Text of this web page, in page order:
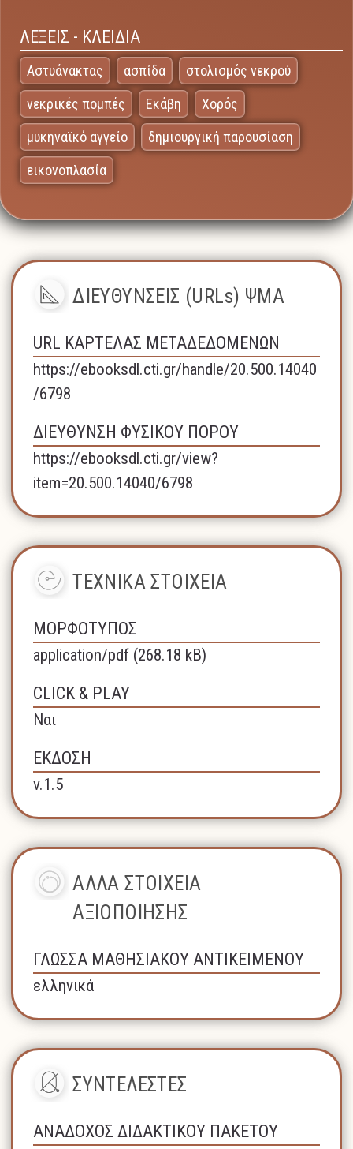
ΛΕΞΕΙΣ - ΚΛΕΙΔΙΑ
Αστυάνακτας ασπίδα
στολισμός νεκρού
νεκρικές πομπές
Εκάβη
Χορός
μυκηναϊκό αγγείο
δημιουργική παρουσίαση
εικονοπλασία
ΔΙΕΥΘΥΝΣΕΙΣ (URLs) ΨΜΑ
URL ΚΑΡΤΕΛΑΣ ΜΕΤΑΔΕΔΟΜΕΝΩΝ
https://ebooksdl.cti.gr/handle/20.500.14040
/6798
ΔΙΕΥΘΥΝΣΗ ΦΥΣΙΚΟΥ ΠΟΡΟΥ
https://ebooksdl.cti.gr/view?
item=20.500.14040/6798
ΤΕΧΝΙΚΑ ΣΤΟΙΧΕΙΑ
ΜΟΡΦΟΤΥΠΟΣ
application/pdf (268.18 kB)
CLICK & PLAY
Ναι
ΕΚΔΟΣΗ
v.1.5
ΑΛΛΑ ΣΤΟΙΧΕΙΑ
ΑΞΙΟΠΟΙΗΣΗΣ
ΓΛΩΣΣΑ ΜΑΘΗΣΙΑΚΟΥ ΑΝΤΙΚΕΙΜΕΝΟΥ
ελληνικά
ΣΥΝΤΕΛΕΣΤΕΣ
ΑΝΑΔΟΧΟΣ ΔΙΔΑΚΤΙΚΟΥ ΠΑΚΕΤΟΥ